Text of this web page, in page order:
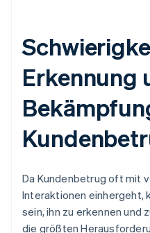
Erkennung
Da Kundenbetrug oft mit
Interaktionen einhergeht,
sein, ihn zu erkennen und
die größten